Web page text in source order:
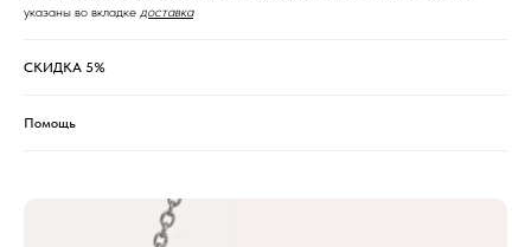
указаны во вкладке доставка
СКИДКА 5%
Помощь